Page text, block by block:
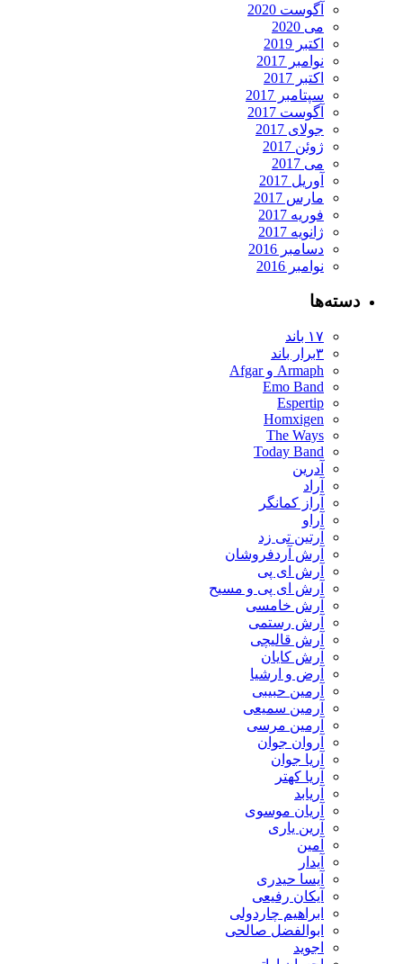
آگوست 2020
می 2020
اکتبر 2019
نوامبر 2017
اکتبر 2017
سپتامبر 2017
آگوست 2017
جولای 2017
ژوئن 2017
می 2017
آوریل 2017
مارس 2017
فوریه 2017
ژانویه 2017
دسامبر 2016
نوامبر 2016
دسته‌ها
Armaph و Afgar
Emo Band
Espertip
Homxigen
The Ways
Today Band
آدرین
آراز کمانگر
آراو
آرتین تی زد
آرش آردفروشان
آرش ای پی
آرش ای پی و مسیح
آرش خامسی
آرش رستمی
آرش قالیچی
آرش کایان
​آرض و ارشیا
آرمین حبیبی
آرمین سمیعی
آرمین مرسی
آروان جوان
آریا جوان
آریا کهتر
آریابد
آریان موسوی
آرین یاری
آمین
آیدار
آیسا حیدری
آیکان رفیعی
ابراهیم چاردولی
ابوالفضل صالحی
اجوید